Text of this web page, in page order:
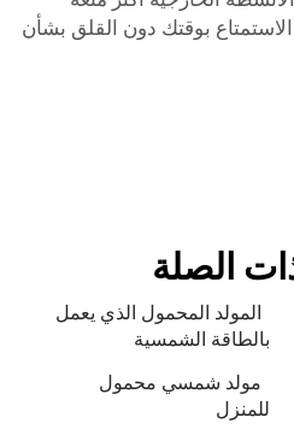
بوقتك دون القلق بشأن
الصلة
المولد المحمول الذي يعمل
بالطاقة الشمسية
مولد شمسي محمول
للمنزل